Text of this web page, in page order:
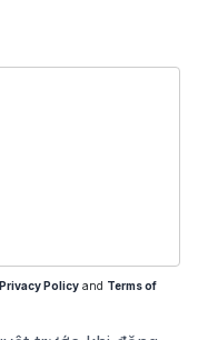
Privacy Policy and Terms of